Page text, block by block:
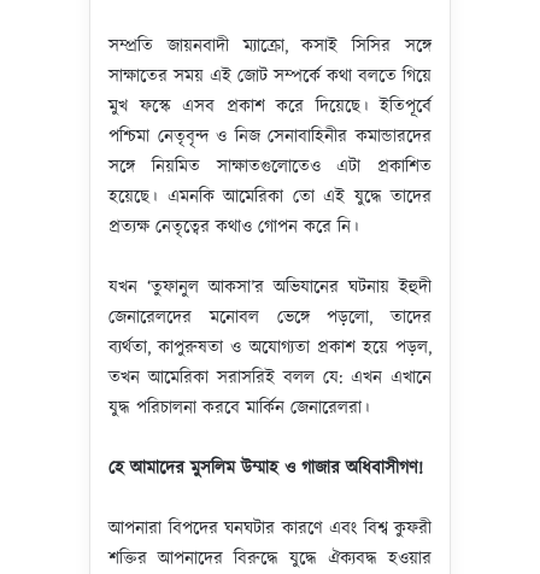
সম্প্রতি জায়নবাদী ম্যাক্রো, কসাই সিসির সঙ্গে
সাক্ষাতের সময় এই জোট সম্পর্কে কথা বলতে গিয়ে
মুখ ফস্কে এসব প্রকাশ করে দিয়েছে। ইতিপূর্বে
পশ্চিমা নেতৃবৃন্দ ও নিজ সেনাবাহিনীর কমান্ডারদের
সঙ্গে নিয়মিত সাক্ষাতগুলোতেও এটা প্রকাশিত
হয়েছে। এমনকি আমেরিকা তো এই যুদ্ধে তাদের
প্রত্যক্ষ নেতৃত্বের কথাও গোপন করে নি।
যখন ‘তুফানুল আকসা’র অভিযানের ঘটনায় ইহুদী
জেনারেলদের মনোবল ভেঙ্গে পড়লো, তাদের
ব্যর্থতা, কাপুরুষতা ও অযোগ্যতা প্রকাশ হয়ে পড়ল,
তখন আমেরিকা সরাসরিই বলল যে: এখন এখানে
যুদ্ধ পরিচালনা করবে মার্কিন জেনারেলরা।
হে আমাদের মুসলিম উম্মাহ ও গাজার অধিবাসীগণ!
আপনারা বিপদের ঘনঘটার কারণে এবং বিশ্ব কুফরী
শক্তির আপনাদের বিরুদ্ধে যুদ্ধে ঐক্যবদ্ধ হওয়ার